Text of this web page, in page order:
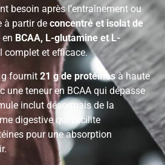
besoin après l’entraînement ou
à partir deconcentré et isolat de
en BCAA, L-glutamine et L-
complet et efficace.
g fournit21 g de protéinesà haute
une teneur en BCAA qui dépasse
inclut désormais de la
digestive qui facilite
pour une absorption